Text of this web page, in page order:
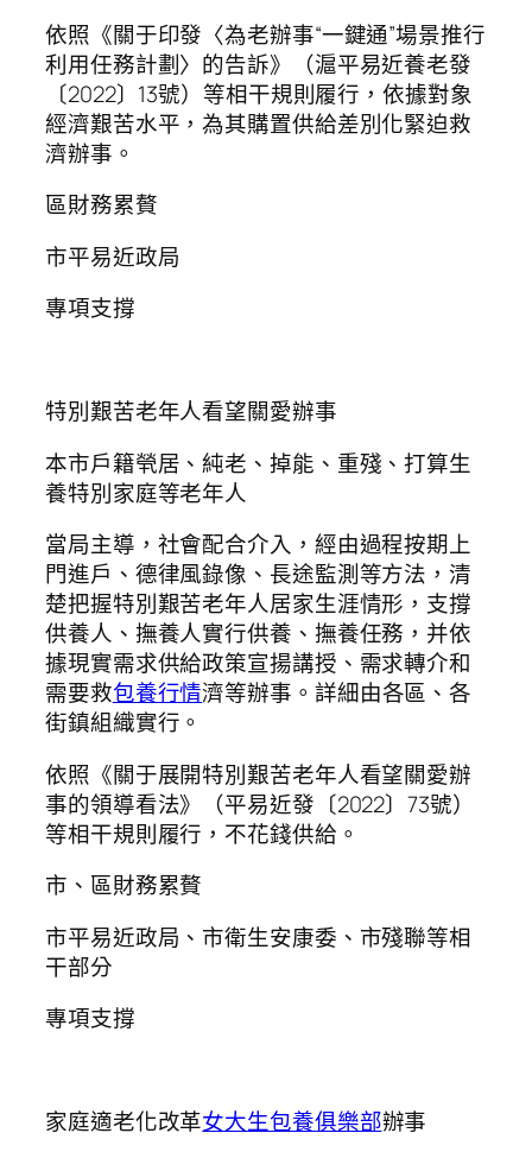
依照《關于印發〈為老辦事“一鍵通”場景推行
利用任務計劃〉的告訴》（滬平易近養老發
〔2022〕13號）等相干規則履行，依據對象
經濟艱苦水平，為其購置供給差別化緊迫救
濟辦事。
區財務累贅
市平易近政局
專項支撐
特別艱苦老年人看望關愛辦事
本市戶籍煢居、純老、掉能、重殘、打算生
養特別家庭等老年人
當局主導，社會配合介入，經由過程按期上
門進戶、德律風錄像、長途監測等方法，清
楚把握特別艱苦老年人居家生涯情形，支撐
供養人、撫養人實行供養、撫養任務，并依
據現實需求供給政策宣揚講授、需求轉介和
需要救包養行情濟等辦事。詳細由各區、各
街鎮組織實行。
依照《關于展開特別艱苦老年人看望關愛辦
事的領導看法》（平易近發〔2022〕73號）
等相干規則履行，不花錢供給。
市、區財務累贅
市平易近政局、市衛生安康委、市殘聯等相
干部分
專項支撐
家庭適老化改革女大生包養俱樂部辦事